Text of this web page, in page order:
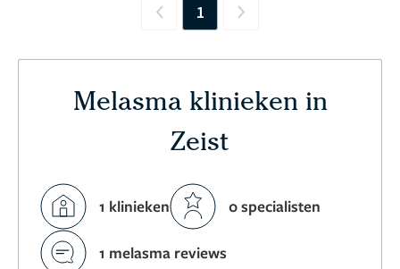
Previous
1 Next
Melasma klinieken in
Zeist
1 klinieken 0 specialisten
1 melasma reviews